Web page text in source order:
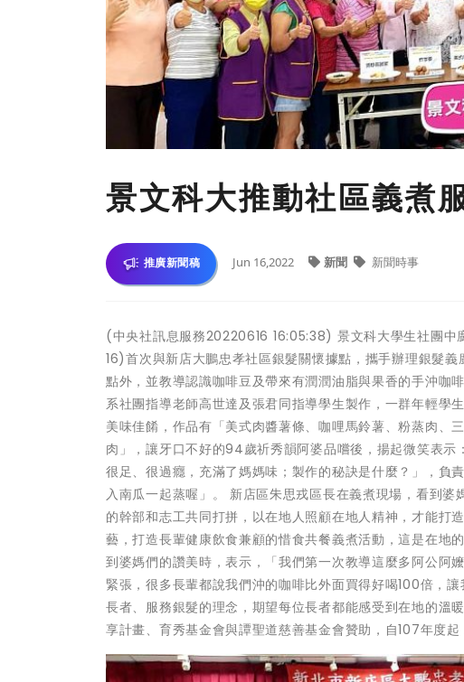
景文科大推動社區義煮
推廣新聞稿 Jun 16,2022 新聞 新聞時事
(中央社訊息服務20220616 16:05:38) 景文科大學生社團
16)首次與新店大鵬忠孝社區銀髮關懷據點，攜手辦理銀髮
點外，並教導認識咖啡豆及帶來有潤潤油脂與果香的手沖咖
系社團指導老師高世達及張君同指導學生製作，一群年輕學
美味佳餚，作品有「美式肉醬薯條、咖哩馬鈴薯、粉蒸肉、
肉」，讓牙口不好的94歲祈秀韻阿婆品嚐後，揚起微笑表
很足、很過癮，充滿了媽媽味；製作的秘訣是什麼？」，負
入南瓜一起蒸喔」。 新店區朱思戎區長在義煮現場，看到
的幹部和志工共同打拼，以在地人照顧在地人精神，才能打
藝，打造長輩健康飲食兼顧的惜食共餐義煮活動，這是在地
到婆媽們的讚美時，表示，「我們第一次教導這麼多阿公阿
緊張，很多長輩都說我們沖的咖啡比外面買得好喝100倍，
長者、服務銀髮的理念，期望每位長者都能感受到在地的溫
享計畫、育秀基金會與譚聖道慈善基金會贊助，自107年度